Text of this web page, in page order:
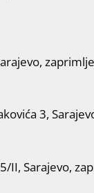
3,
II, Sarajevo,